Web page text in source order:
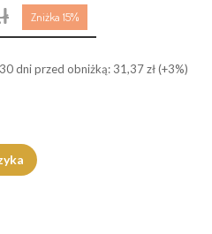
Zniżka 15%
dni przed obniżką: 31,37 zł(+3%)